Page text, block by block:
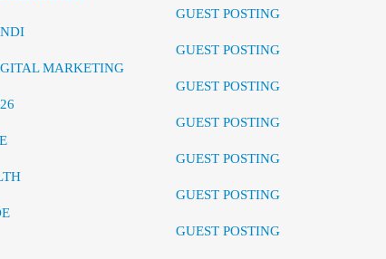
GUEST POSTING
GUEST POSTING
MARKETING
GUEST POSTING
GUEST POSTING
GUEST POSTING
GUEST POSTING
GUEST POSTING